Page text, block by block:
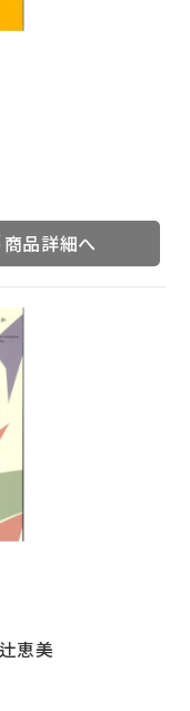
商品詳細へ
恵美